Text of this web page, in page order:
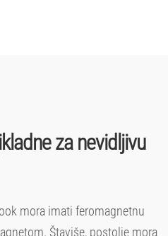
za nevidljivu
mora imati feromagnetnu
Štaviše, postolje mora